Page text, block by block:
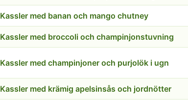
Kassler med banan och mango chutney
Kassler med broccoli och champinjonstuvning
Kassler med champinjoner och purjolök i ugn
Kassler med krämig apelsinsås och jordnötter